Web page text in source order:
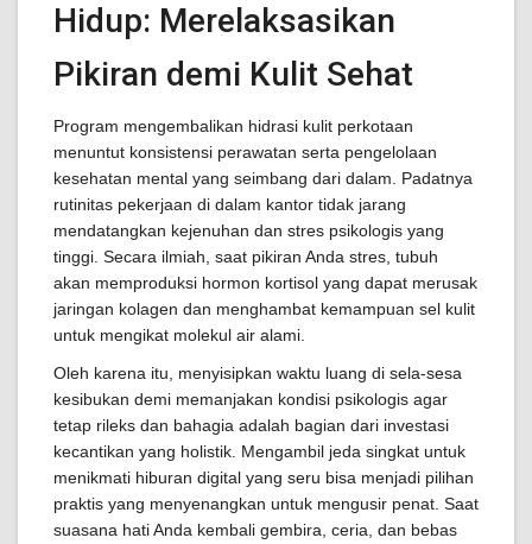
Hidup: Merelaksasikan
Pikiran demi Kulit Sehat
Program mengembalikan hidrasi kulit perkotaan
menuntut konsistensi perawatan serta pengelolaan
kesehatan mental yang seimbang dari dalam. Padatnya
rutinitas pekerjaan di dalam kantor tidak jarang
mendatangkan kejenuhan dan stres psikologis yang
tinggi. Secara ilmiah, saat pikiran Anda stres, tubuh
akan memproduksi hormon kortisol yang dapat merusak
jaringan kolagen dan menghambat kemampuan sel kulit
untuk mengikat molekul air alami.
Oleh karena itu, menyisipkan waktu luang di sela-sesa
kesibukan demi memanjakan kondisi psikologis agar
tetap rileks dan bahagia adalah bagian dari investasi
kecantikan yang holistik. Mengambil jeda singkat untuk
menikmati hiburan digital yang seru bisa menjadi pilihan
praktis yang menyenangkan untuk mengusir penat. Saat
suasana hati Anda kembali gembira, ceria, dan bebas